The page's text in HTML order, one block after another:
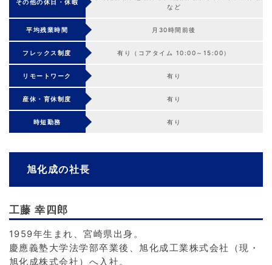
その他の休日・休暇
など
平均残業時間 月30時間前後
フレックス制度 有り（コアタイム 10:00～15:00）
リモートワーク 有り
産休・育休制度 有り
時短勤務 有り
旭化成の社長
工藤 幸四郎
1959年生まれ、宮崎県出身。
慶應義塾大学法学部卒業後、旭化成工業株式会社（現・
旭化成株式会社）へ入社。